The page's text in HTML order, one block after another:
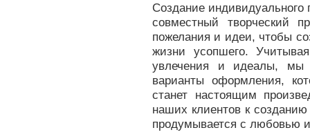
Создание индивидуального
совместный творческий
пожелания и идеи, чтобы
жизни усопшего.
увлечения и идеалы, мы
варианты оформления,
станет настоящим
наших клиентов к
продумывается с любовью